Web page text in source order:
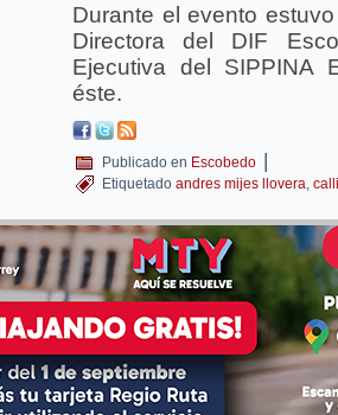
Durante el evento
Directora del DIF
Ejecutiva del SIPPINA
éste.
Publicado en Escobedo |
Etiquetado andres mijes llovera,